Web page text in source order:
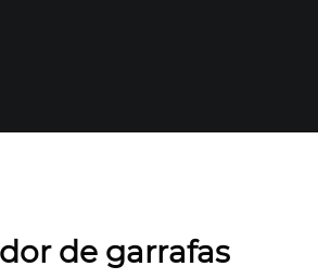
de garrafas